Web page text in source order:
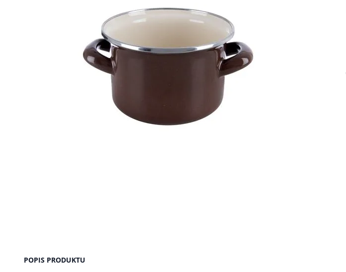
POPIS PRODUKTU